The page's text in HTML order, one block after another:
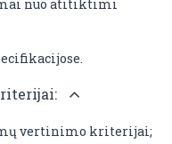
nuo atitiktimi
vertinimo kriterijai;